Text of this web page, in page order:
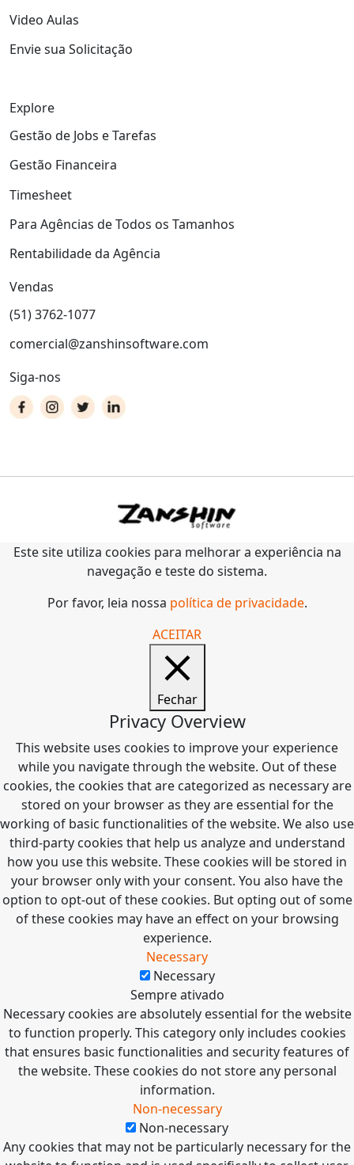
Video Aulas
Envie sua Solicitação
Explore
Gestão de Jobs e Tarefas
Gestão Financeira
Timesheet
Para Agências de Todos os Tamanhos
Rentabilidade da Agência
Vendas
(51) 3762-1077
comercial@zanshinsoftware.com
Siga-nos
Este site utiliza cookies para melhorar a experiência na
navegação e teste do sistema.
Por favor, leia nossa política de privacidade.
ACEITAR
Fechar
Privacy Overview
This website uses cookies to improve your experience
while you navigate through the website. Out of these
cookies, the cookies that are categorized as necessary are
stored on your browser as they are essential for the
working of basic functionalities of the website. We also use
third-party cookies that help us analyze and understand
how you use this website. These cookies will be stored in
your browser only with your consent. You also have the
option to opt-out of these cookies. But opting out of some
of these cookies may have an effect on your browsing
experience.
Necessary
Necessary
Sempre ativado
Necessary cookies are absolutely essential for the website
to function properly. This category only includes cookies
that ensures basic functionalities and security features of
the website. These cookies do not store any personal
information.
Non-necessary
Non-necessary
Any cookies that may not be particularly necessary for the